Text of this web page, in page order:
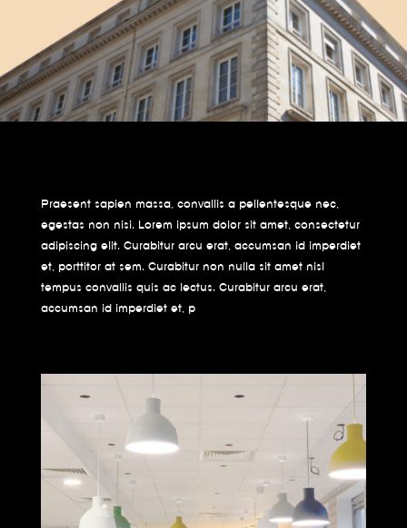
Praesent sapien massa, convallis a pellentesque nec,
egestas non nisi. Lorem ipsum dolor sit amet, consectetur
adipiscing elit. Curabitur arcu erat, accumsan id imperdiet
et, porttitor at sem. Curabitur non nulla sit amet nisl
tempus convallis quis ac lectus. Curabitur arcu erat,
accumsan id imperdiet et, p